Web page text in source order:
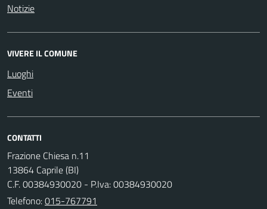
Notizie
VIVERE IL COMUNE
Luoghi
Eventi
CONTATTI
Frazione Chiesa n.11
13864 Caprile (BI)
C.F. 00384930020 - P.Iva: 00384930020
Telefono:015-767791